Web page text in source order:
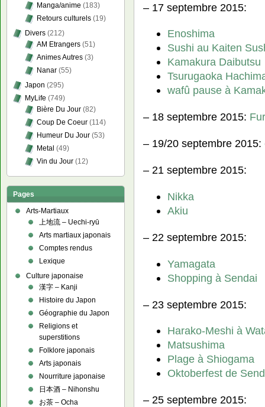
– 17 septembre 2015:
Enoshima
Sushi au Kaiten
Kamakura Daibutsu
Tsurugaoka
wafû pause à
– 18 septembre 2015:
– 19/20 septembre 2015:
– 21 septembre 2015:
Nikka
Akiu
– 22 septembre 2015:
Yamagata
Shopping à Sendai
– 23 septembre 2015:
Harako-Meshi à
Matsushima
Plage à Shiogama
Oktoberfest de
– 25 septembre 2015:
Manga/anime (183)
Retours culturels (19)
Divers (212)
AM Etrangers (51)
Animes Autres (3)
Nanar (55)
Japon (295)
MyLife (749)
Bière Du Jour (82)
Coup De Coeur (114)
Humeur Du Jour (53)
Metal (49)
Vin du Jour (12)
Pages
Arts-Martiaux
上地流 – Uechi-ryū
Arts martiaux japonais
Comptes rendus
Lexique
Culture japonaise
漢字 – Kanji
Histoire du Japon
Géographie du Japon
Religions et
superstitions
Folklore japonais
Arts japonais
Nourriture japonaise
日本酒 – Nihonshu
お茶 – Ocha